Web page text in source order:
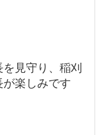
見守り、稲刈
楽しみです